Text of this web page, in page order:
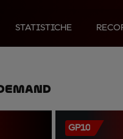
STATISTICHE
GP10